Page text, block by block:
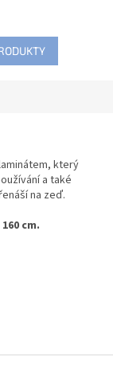
který
a také
na zeď.
cm.